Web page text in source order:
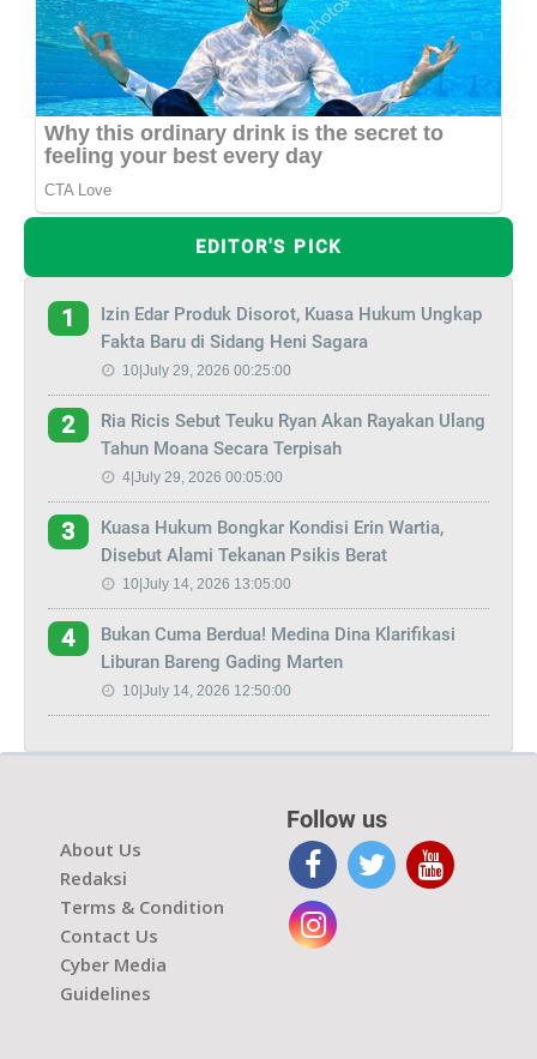
EDITOR'S PICK
1
Izin Edar Produk Disorot, Kuasa Hukum Ungkap
Fakta Baru di Sidang Heni Sagara
10|July 29, 2026 00:25:00
2
Ria Ricis Sebut Teuku Ryan Akan Rayakan Ulang
Tahun Moana Secara Terpisah
4|July 29, 2026 00:05:00
3
Kuasa Hukum Bongkar Kondisi Erin Wartia,
Disebut Alami Tekanan Psikis Berat
10|July 14, 2026 13:05:00
4
Bukan Cuma Berdua! Medina Dina Klarifikasi
Liburan Bareng Gading Marten
10|July 14, 2026 12:50:00
About Us
Redaksi
Terms & Condition
Contact Us
Cyber Media
Guidelines
Follow us